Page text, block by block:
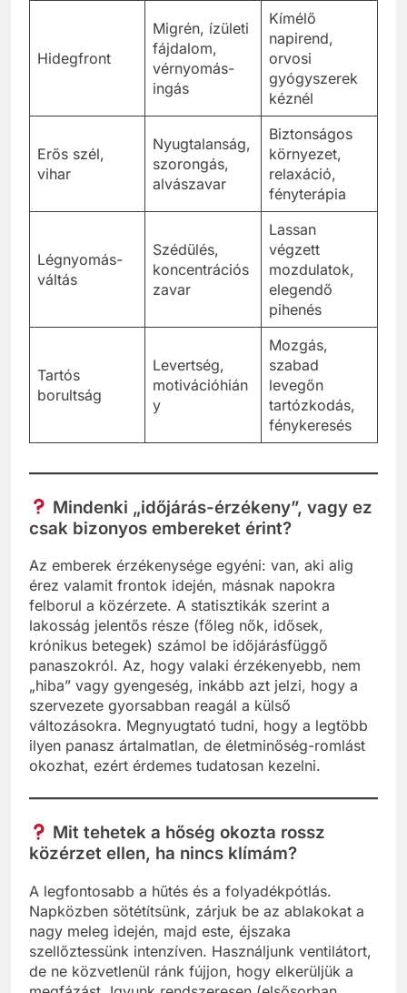
Hidegfront
Migrén, ízületi
fájdalom,
vérnyomás-
ingás
Kímélő
napirend,
orvosi
gyógyszerek
kéznél
Erős szél,
vihar
Nyugtalanság,
szorongás,
alvászavar
Biztonságos
környezet,
relaxáció,
fényterápia
Légnyomás-
váltás
Szédülés,
koncentrációs
zavar
Lassan
végzett
mozdulatok,
elegendő
pihenés
Tartós
borultság
Levertség,
motivációhián
y
Mozgás,
szabad
levegőn
tartózkodás,
fénykeresés
Mindenki „időjárás-érzékeny”, vagy ez
csak bizonyos embereket érint?
Az emberek érzékenysége egyéni: van, aki alig
érez valamit frontok idején, másnak napokra
felborul a közérzete. A statisztikák szerint a
lakosság jelentős része (főleg nők, idősek,
krónikus betegek) számol be időjárásfüggő
panaszokról. Az, hogy valaki érzékenyebb, nem
„hiba” vagy gyengeség, inkább azt jelzi, hogy a
szervezete gyorsabban reagál a külső
változásokra. Megnyugtató tudni, hogy a legtöbb
ilyen panasz ártalmatlan, de életminőség-romlást
okozhat, ezért érdemes tudatosan kezelni.
Mit tehetek a hőség okozta rossz
közérzet ellen, ha nincs klímám?
A legfontosabb a hűtés és a folyadékpótlás.
Napközben sötétítsünk, zárjuk be az ablakokat a
nagy meleg idején, majd este, éjszaka
szellőztessünk intenzíven. Használjunk ventilátort,
de ne közvetlenül ránk fújjon, hogy elkerüljük a